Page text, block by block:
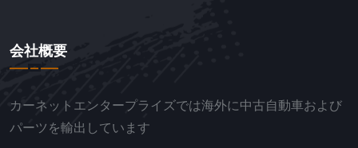
会社概要
カーネットエンタープライズでは海外に中古自動車および
パーツを輸出しています